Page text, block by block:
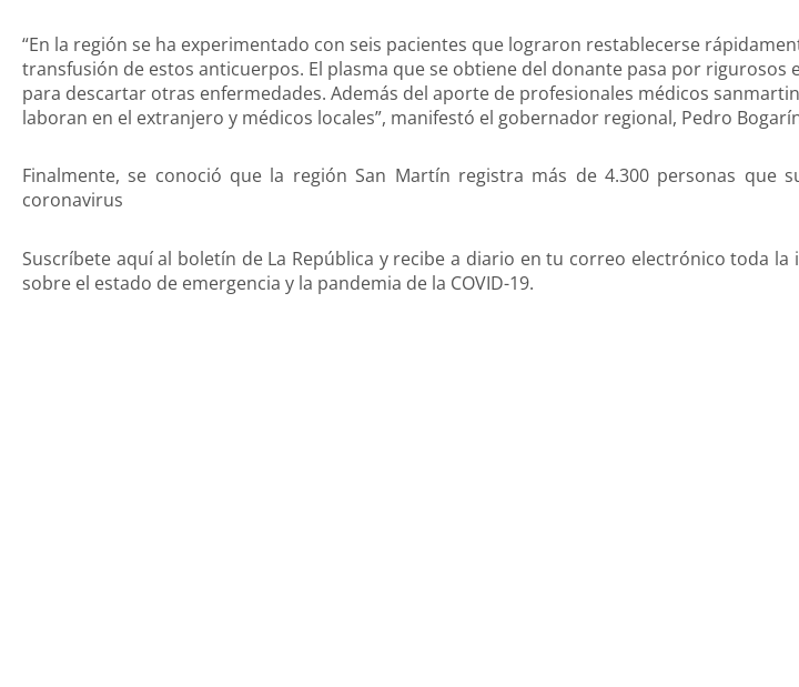
“En la región se ha experimentado con seis pacientes que lograron restablecerse
transfusión de estos anticuerpos. El plasma que se obtiene del donante pasa por rigurosos
para descartar otras enfermedades. Además del aporte de profesionales médicos
laboran en el extranjero y médicos locales”, manifestó el gobernador regional, Pedro
Finalmente, se conoció que la región San Martín registra más de 4.300 personas que
coronavirus
Suscríbete aquí al boletín de La República y recibe a diario en tu correo electrónico toda la
sobre el estado de emergencia y la pandemia de la COVID-19.